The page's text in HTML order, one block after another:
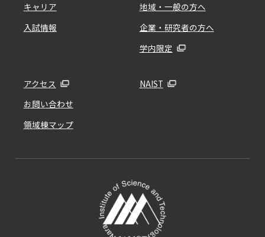
キャリア
入試情報
地域・一般の方へ
企業・研究者の方へ
学内限定
アクセス
お問い合わせ
領域棟マップ
NAIST